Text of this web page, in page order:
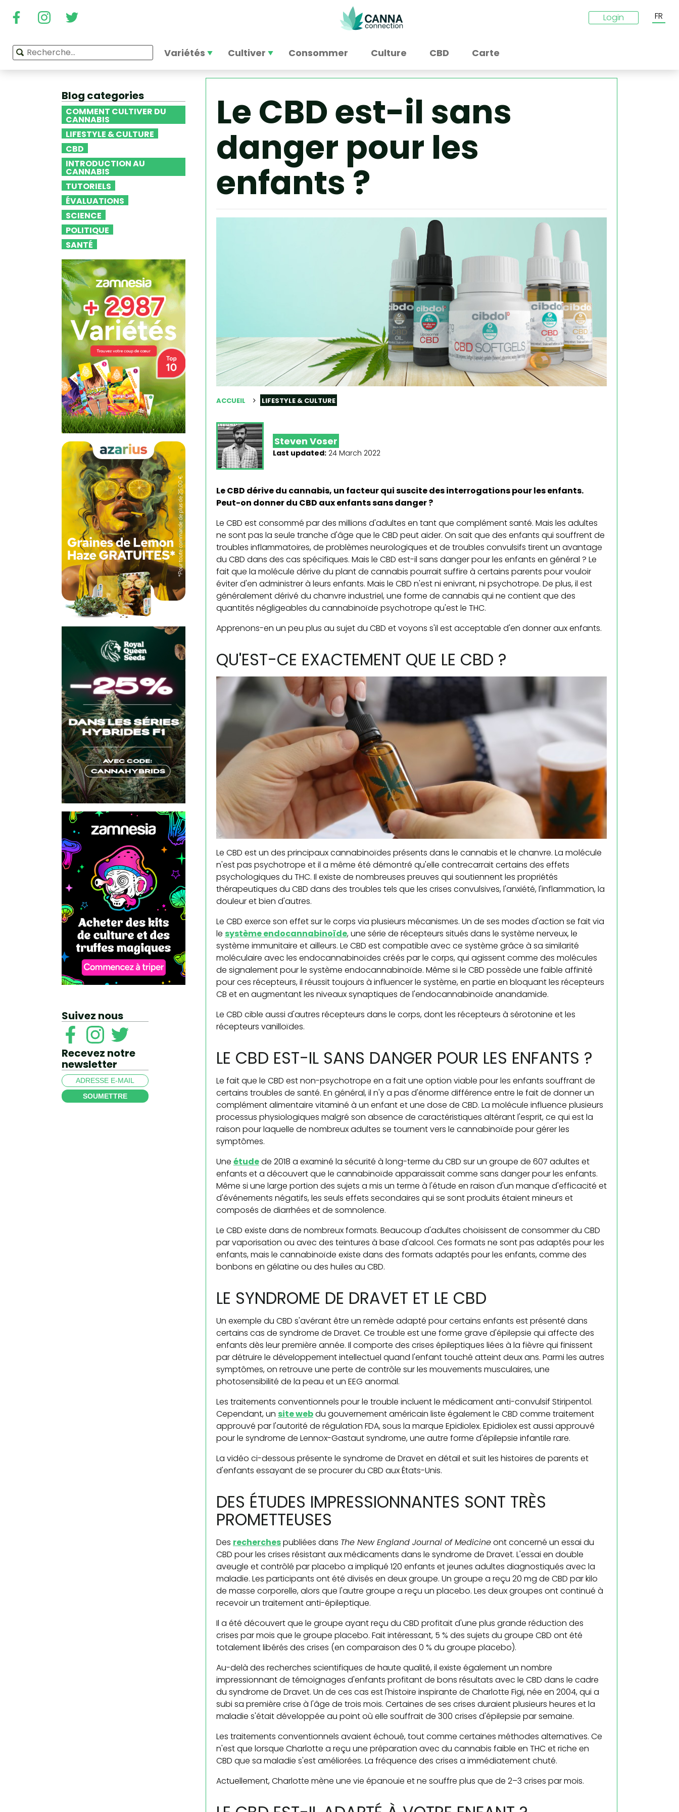
Login FR
Variétés Cultiver Consommer Culture CBD Carte
Blog categories
COMMENT CULTIVER DU
CANNABIS
LIFESTYLE & CULTURE
CBD
INTRODUCTION AU
CANNABIS
TUTORIELS
ÉVALUATIONS
SCIENCE
POLITIQUE
SANTÉ
Suivez nous
Recevez notre
newsletter
SOUMETTRE
Le CBD est-il sans
danger pour les
enfants ?
ACCUEIL LIFESTYLE & CULTURE
Steven Voser
Last updated: 24 March 2022
Le CBD dérive du cannabis, un facteur qui suscite des interrogations pour les enfants.
Peut-on donner du CBD aux enfants sans danger ?
Le CBD est consommé par des millions d'adultes en tant que complément santé. Mais les adultes
ne sont pas la seule tranche d'âge que le CBD peut aider. On sait que des enfants qui souffrent de
troubles inflammatoires, de problèmes neurologiques et de troubles convulsifs tirent un avantage
du CBD dans des cas spécifiques. Mais le CBD est-il sans danger pour les enfants en général ? Le
fait que la molécule dérive du plant de cannabis pourrait suffire à certains parents pour vouloir
éviter d'en administrer à leurs enfants. Mais le CBD n'est ni enivrant, ni psychotrope. De plus, il est
généralement dérivé du chanvre industriel, une forme de cannabis qui ne contient que des
quantités négligeables du cannabinoïde psychotrope qu'est le THC.
Apprenons-en un peu plus au sujet du CBD et voyons s'il est acceptable d'en donner aux enfants.
QU'EST-CE EXACTEMENT QUE LE CBD ?
Le CBD est un des principaux cannabinoïdes présents dans le cannabis et le chanvre. La molécule
n'est pas psychotrope et il a même été démontré qu'elle contrecarrait certains des effets
psychologiques du THC. Il existe de nombreuses preuves qui soutiennent les propriétés
thérapeutiques du CBD dans des troubles tels que les crises convulsives, l'anxiété, l'inflammation, la
douleur et bien d'autres.
Le CBD exerce son effet sur le corps via plusieurs mécanismes. Un de ses modes d'action se fait via
le système endocannabinoïde, une série de récepteurs situés dans le système nerveux, le
système immunitaire et ailleurs. Le CBD est compatible avec ce système grâce à sa similarité
moléculaire avec les endocannabinoïdes créés par le corps, qui agissent comme des molécules
de signalement pour le système endocannabinoïde. Même si le CBD possède une faible affinité
pour ces récepteurs, il réussit toujours à influencer le système, en partie en bloquant les récepteurs
CB et en augmentant les niveaux synaptiques de l'endocannabinoïde anandamide.
Le CBD cible aussi d'autres récepteurs dans le corps, dont les récepteurs à sérotonine et les
récepteurs vanilloïdes.
LE CBD EST-IL SANS DANGER POUR LES ENFANTS ?
Le fait que le CBD est non-psychotrope en a fait une option viable pour les enfants souffrant de
certains troubles de santé. En général, il n'y a pas d'énorme différence entre le fait de donner un
complément alimentaire vitaminé à un enfant et une dose de CBD. La molécule influence plusieurs
processus physiologiques malgré son absence de caractéristiques altérant l'esprit, ce qui est la
raison pour laquelle de nombreux adultes se tournent vers le cannabinoïde pour gérer les
symptômes.
Une étudede 2018 a examiné la sécurité à long-terme du CBD sur un groupe de 607 adultes et
enfants et a découvert que le cannabinoïde apparaissait comme sans danger pour les enfants.
Même si une large portion des sujets a mis un terme à l'étude en raison d'un manque d'efficacité et
d'événements négatifs, les seuls effets secondaires qui se sont produits étaient mineurs et
composés de diarrhées et de somnolence.
Le CBD existe dans de nombreux formats. Beaucoup d'adultes choisissent de consommer du CBD
par vaporisation ou avec des teintures à base d'alcool. Ces formats ne sont pas adaptés pour les
enfants, mais le cannabinoïde existe dans des formats adaptés pour les enfants, comme des
bonbons en gélatine ou des huiles au CBD.
LE SYNDROME DE DRAVET ET LE CBD
Un exemple du CBD s'avérant être un remède adapté pour certains enfants est présenté dans
certains cas de syndrome de Dravet. Ce trouble est une forme grave d'épilepsie qui affecte des
enfants dès leur première année. Il comporte des crises épileptiques liées à la fièvre qui finissent
par détruire le développement intellectuel quand l'enfant touché atteint deux ans. Parmi les autres
symptômes, on retrouve une perte de contrôle sur les mouvements musculaires, une
photosensibilité de la peau et un EEG anormal.
Les traitements conventionnels pour le trouble incluent le médicament anti-convulsif Stiripentol.
Cependant, un site webdu gouvernement américain liste également le CBD comme traitement
approuvé par l'autorité de régulation FDA, sous la marque Epidiolex. Epidiolex est aussi approuvé
pour le syndrome de Lennox-Gastaut syndrome, une autre forme d'épilepsie infantile rare.
La vidéo ci-dessous présente le syndrome de Dravet en détail et suit les histoires de parents et
d'enfants essayant de se procurer du CBD aux États-Unis.
DES ÉTUDES IMPRESSIONNANTES SONT TRÈS
PROMETTEUSES
Des recherchespubliées dans The New England Journal of Medicineont concerné un essai du
CBD pour les crises résistant aux médicaments dans le syndrome de Dravet. L'essai en double
aveugle et contrôlé par placebo a impliqué 120 enfants et jeunes adultes diagnostiqués avec la
maladie. Les participants ont été divisés en deux groupe. Un groupe a reçu 20 mg de CBD par kilo
de masse corporelle, alors que l'autre groupe a reçu un placebo. Les deux groupes ont continué à
recevoir un traitement anti-épileptique.
Il a été découvert que le groupe ayant reçu du CBD profitait d'une plus grande réduction des
crises par mois que le groupe placebo. Fait intéressant, 5 % des sujets du groupe CBD ont été
totalement libérés des crises (en comparaison des 0 % du groupe placebo).
Au-delà des recherches scientifiques de haute qualité, il existe également un nombre
impressionnant de témoignages d'enfants profitant de bons résultats avec le CBD dans le cadre
du syndrome de Dravet. Un de ces cas est l'histoire inspirante de Charlotte Figi, née en 2004, qui a
subi sa première crise à l'âge de trois mois. Certaines de ses crises duraient plusieurs heures et la
maladie s'était développée au point où elle souffrait de 300 crises d'épilepsie par semaine.
Les traitements conventionnels avaient échoué, tout comme certaines méthodes alternatives. Ce
n'est que lorsque Charlotte a reçu une préparation avec du cannabis faible en THC et riche en
CBD que sa maladie s'est améliorées. La fréquence des crises a immédiatement chuté.
Actuellement, Charlotte mène une vie épanouie et ne souffre plus que de 2–3 crises par mois.